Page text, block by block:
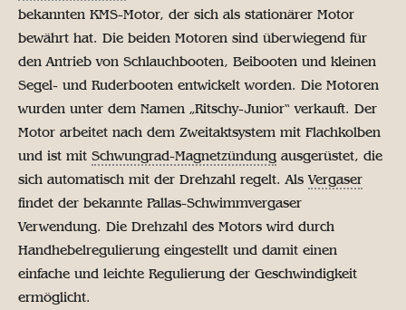
bekannten KMS-Motor, der sich als stationärer Motor
bewährt hat. Die beiden Motoren sind überwiegend für
den Antrieb von Schlauchbooten, Beibooten und kleinen
Segel- und Ruderbooten entwickelt worden. Die Motoren
wurden unter dem Namen „Ritschy-Junior“ verkauft. Der
Motor arbeitet nach dem Zweitaktsystem mit Flachkolben
und ist mit Schwungrad-Magnetzündung ausgerüstet, die
sich automatisch mit der Drehzahl regelt. AlsVergaser
findet der bekannte Pallas-Schwimmvergaser
Verwendung. Die Drehzahl des Motors wird durch
Handhebelregulierung eingestellt und damit einen
einfache und leichte Regulierung der Geschwindigkeit
ermöglicht.